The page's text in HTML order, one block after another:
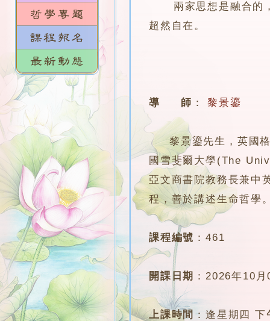
兩家思想是融合的，
超然自在。
導 師 ： 黎景鎏
黎景鎏先生，英國格
國雪斐爾大學(The
亞文商書院教務長兼中
程，善於講述生命哲學
課程編號 ：461
開課日期 ：2026年10月
上課時間 ：逢星期四